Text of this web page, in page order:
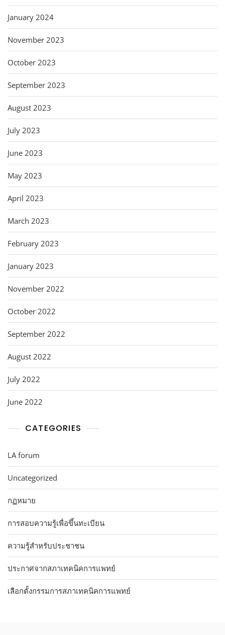
January 2024
November 2023
October 2023
September 2023
August 2023
July 2023
June 2023
May 2023
April 2023
March 2023
February 2023
January 2023
November 2022
October 2022
September 2022
August 2022
July 2022
June 2022
CATEGORIES
LA forum
Uncategorized
กฏหมาย
การสอบความรู้เพื่อขึ้นทะเบียน
ความรู้สำหรับประชาชน
ประกาศจากสภาเทคนิคการแพทย์
เลือกตั้งกรรมการสภาเทคนิคการแพทย์